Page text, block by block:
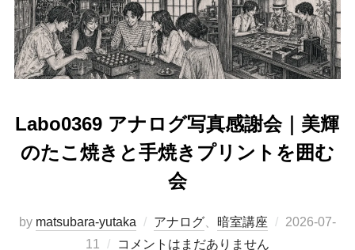
Labo0369 アナログ写真感謝会｜美輝
のたこ焼きと手焼きプリントを囲む
会
by matsubara-yutaka アナログ 暗室講座
投
2026-07-
11
コメントはまだありません